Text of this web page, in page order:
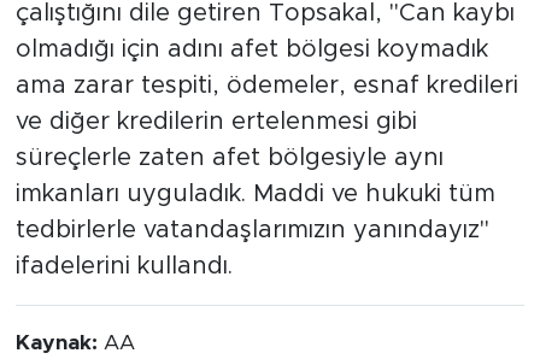
çalıştığını dile getiren Topsakal, "Can kaybı
olmadığı için adını afet bölgesi koymadık
ama zarar tespiti, ödemeler, esnaf kredileri
ve diğer kredilerin ertelenmesi gibi
süreçlerle zaten afet bölgesiyle aynı
imkanları uyguladık. Maddi ve hukuki tüm
tedbirlerle vatandaşlarımızın yanındayız"
ifadelerini kullandı.
Kaynak: AA